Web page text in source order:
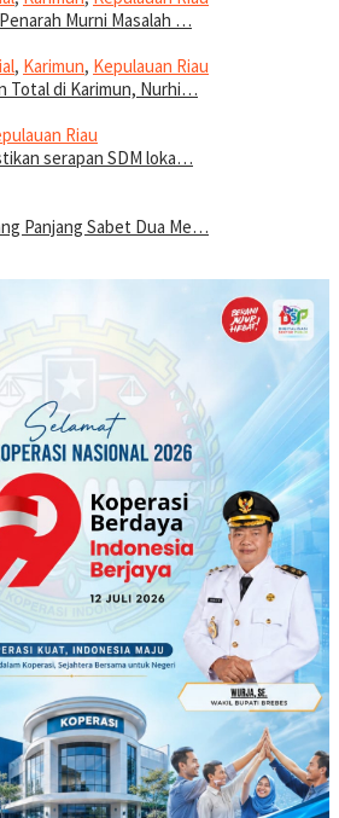
Murni Masalah …
, Karimun, Kepulauan Riau
Total di Karimun, Nurhi…
Riau
serapan SDM loka…
Panjang Sabet Dua Me…